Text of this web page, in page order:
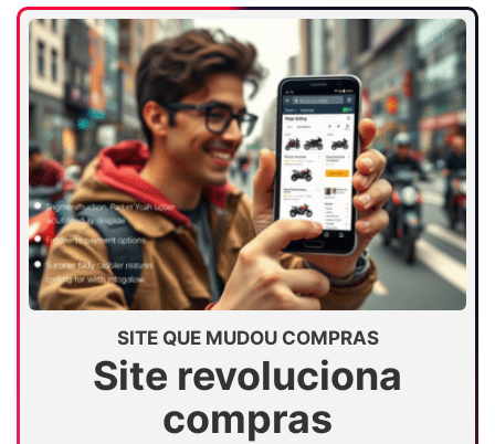
SITE QUE MUDOU COMPRAS
Site revoluciona
compras